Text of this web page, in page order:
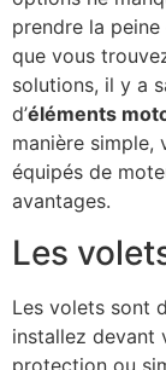
prendre la
que vous
solutions, il y a
d’éléments
manière
équipés de
avantages.
Les
Les volets sont
installez devant
protection ou